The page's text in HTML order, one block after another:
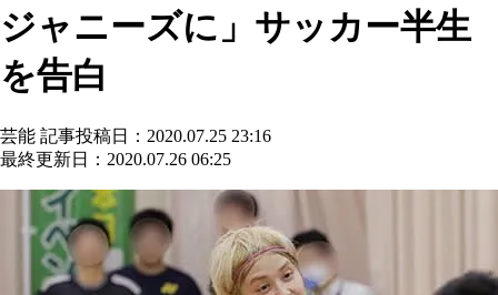
ジャニーズに」サッカー半生
を告白
芸能 記事投稿日：2020.07.25 23:16
最終更新日：2020.07.26 06:25